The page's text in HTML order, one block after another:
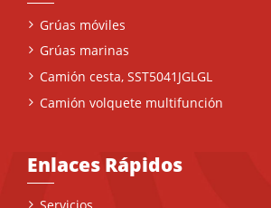
Grúas móviles
Grúas marinas
Camión cesta, SST5041JGLGL
Camión volquete multifunción
Enlaces Rápidos